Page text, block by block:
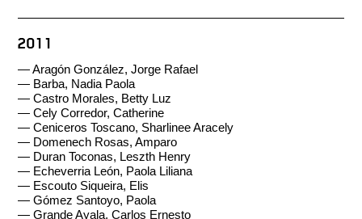
2011
— Aragón González, Jorge Rafael
— Barba, Nadia Paola
— Castro Morales, Betty Luz
— Cely Corredor, Catherine
— Ceniceros Toscano, Sharlinee Aracely
— Domenech Rosas, Amparo
— Duran Toconas, Leszth Henry
— Echeverria León, Paola Liliana
— Escouto Siqueira, Elis
— Gómez Santoyo, Paola
— Grande Ayala, Carlos Ernesto